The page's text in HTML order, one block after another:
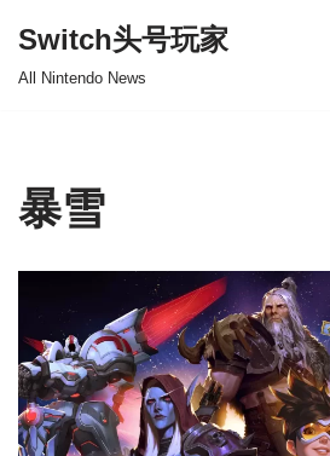
Switch头号玩家
All Nintendo News
暴雪